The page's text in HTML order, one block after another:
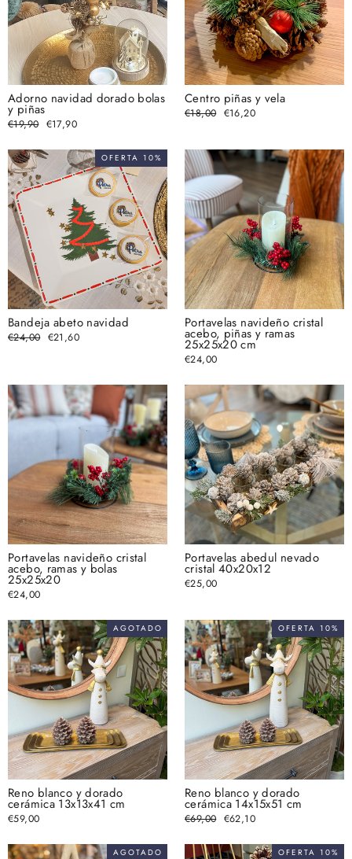
Adorno navidad dorado bolas
y piñas
Precio
habitual
€19,90 Precio
€17,90
Centro piñas y vela
Precio
habitual
€18,00 Precio
€16,20
OFERTA 10%
Bandeja abeto navidad
Precio
habitual
€24,00 Precio
€21,60
Portavelas navideño cristal
acebo, piñas y ramas
25x25x20 cm
€24,00
Portavelas navideño cristal
acebo, ramas y bolas
25x25x20
€24,00
Portavelas abedul nevado
cristal 40x20x12
€25,00
AGOTADO
Reno blanco y dorado
cerámica 13x13x41 cm
€59,00
OFERTA 10%
Reno blanco y dorado
cerámica 14x15x51 cm
Precio
habitual
€69,00 Precio
€62,10
AGOTADO OFERTA 10%